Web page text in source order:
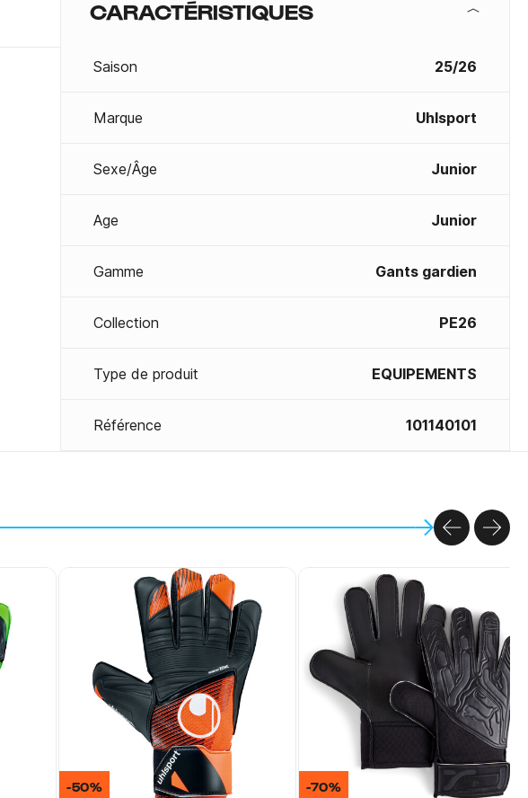
CARACTÉRISTIQUES
Saison 25/26
Marque Uhlsport
Sexe/Âge Junior
Age Junior
Gamme Gants gardien
Collection PE26
Type de produit EQUIPEMENTS
Référence 101140101
-50% -70%